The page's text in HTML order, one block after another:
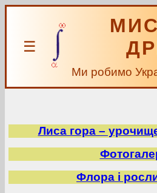
☰
Ми робимо
Лиса гора –
Флора і